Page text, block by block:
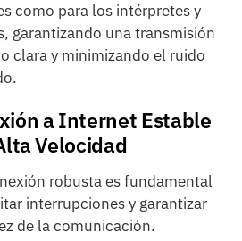
como para los intérpretes y
garantizando una transmisión
clara y minimizando el ruido
a Internet Estable
Velocidad
robusta es fundamental
interrupciones y garantizar
de la comunicación.